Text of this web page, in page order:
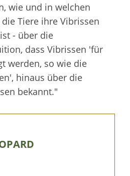
wie und in welchen
Tiere ihre Vibrissen
- über die
dass Vibrissen 'für
werden, so wie die
hinaus über die
bekannt."